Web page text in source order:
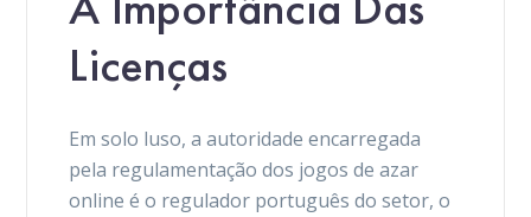
Licenças
Em solo luso, a autoridade encarregada
pela regulamentação dos jogos de azar
online é o regulador português do setor, o